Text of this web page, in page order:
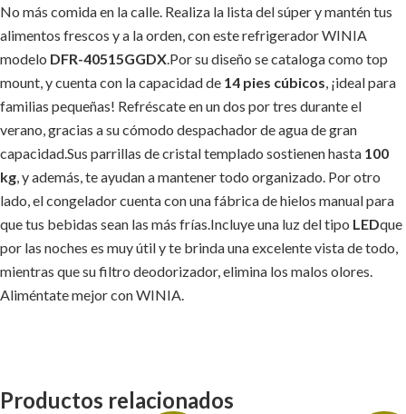
No más comida en la calle. Realiza la lista del súper y mantén tus
alimentos frescos y a la orden, con este refrigerador WINIA
modelo DFR-40515GGDX.Por su diseño se cataloga como top
mount, y cuenta con la capacidad de 14 pies cúbicos, ¡ideal para
familias pequeñas! Refréscate en un dos por tres durante el
verano, gracias a su cómodo despachador de agua de gran
capacidad.Sus parrillas de cristal templado sostienen hasta 100
kg, y además, te ayudan a mantener todo organizado. Por otro
lado, el congelador cuenta con una fábrica de hielos manual para
que tus bebidas sean las más frías.Incluye una luz del tipo LEDque
por las noches es muy útil y te brinda una excelente vista de todo,
mientras que su filtro deodorizador, elimina los malos olores.
Aliméntate mejor con WINIA.
Productos relacionados